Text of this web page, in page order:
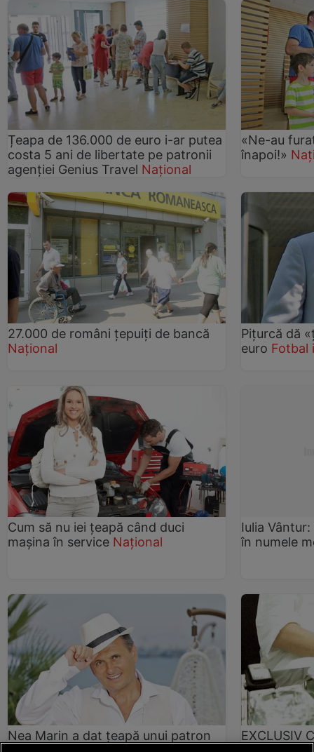
Țeapa de 136.000 de euro i-ar putea
costa 5 ani de libertate pe patronii
agenției Genius Travel Național
«Ne-au
înapoi!»
27.000 de români ţepuiţi de bancă
Național
Piţurcă dă
euro Fotbal
Cum să nu iei ţeapă când duci
maşina în service Național
Iulia
în numele
Nea Marin a dat țeapă unui patron
EXCLUSIV